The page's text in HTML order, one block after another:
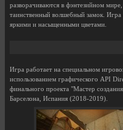
разворачиваются в фэнтезийном
таинственный волшебный замок.
яркими и насыщенными цветами.
Игра работает на специальном
использованием графического API
финального проекта "Мастер
Барселона, Испания (2018-2019).